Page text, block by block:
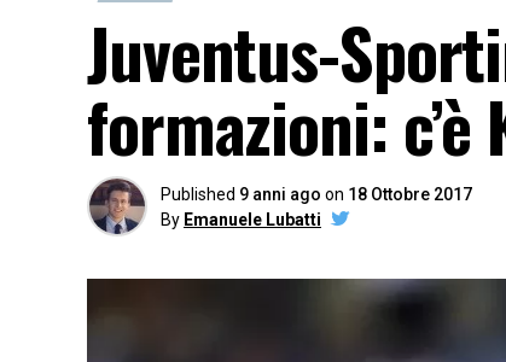
Juventus-
formazioni: c’è
Published 9 anni ago on 18 Ottobre 2017
By Emanuele Lubatti